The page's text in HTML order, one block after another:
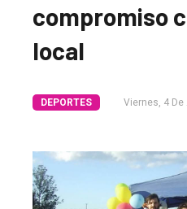
compromiso
local
DEPORTES Viernes, 4 De